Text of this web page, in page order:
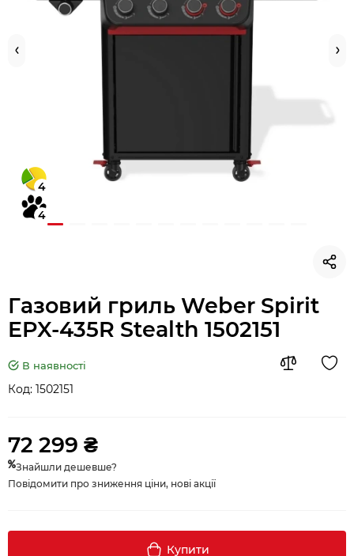
4
4
Газовий гриль Weber Spirit
EPX-435R Stealth 1502151
В наявності
Код: 1502151
72 299 ₴
Знайшли дешевше?
Повідомити про зниження ціни, нові акції
Купити